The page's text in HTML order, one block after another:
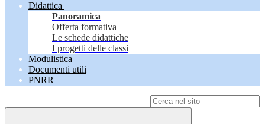
Didattica
Panoramica
Offerta formativa
Le schede didattiche
I progetti delle classi
Modulistica
Documenti utili
PNRR